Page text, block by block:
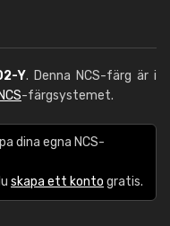
Y. Denna NCS-färg är i
NCS-färgsystemet.
dina egna NCS-
skapa ett konto gratis.